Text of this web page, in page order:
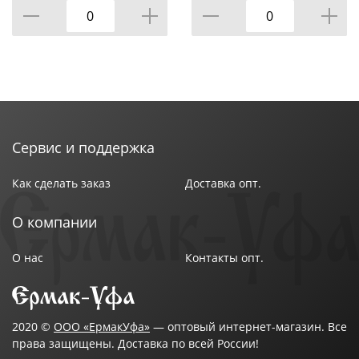
производителей. Автоматический баланс «вода-
краска», качественный раскат краски, точная
Сервис и поддержка
Как сделать заказ Доставка опт.
О компании
О нас Контакты опт.
2020 © ООО «ЕрмакУфа» — оптовый интернет-магазин. Все
права защищены. Доставка по всей России!